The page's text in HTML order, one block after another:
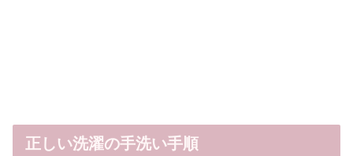
正しい洗濯の手洗い手順